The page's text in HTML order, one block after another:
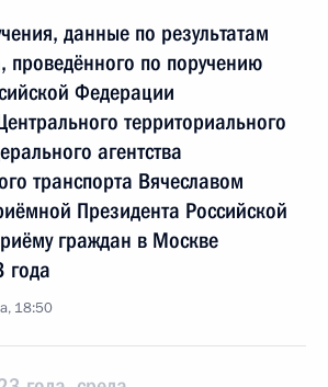
данные по результатам
проведённого по поручению
Федерации
территориального
агентства
транспорта Вячеславом
Президента Российской
граждан в Москве
года
18:50